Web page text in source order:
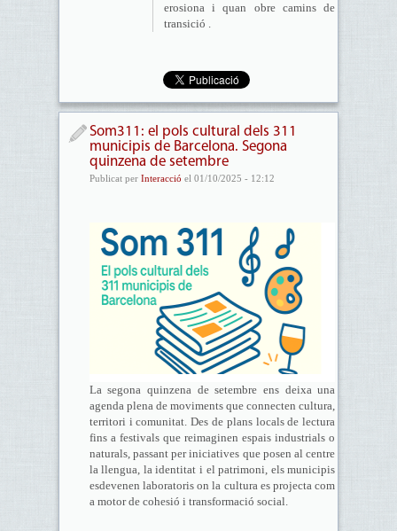
erosiona i quan obre camins de
transició .
Som311: el pols cultural dels 311
municipis de Barcelona. Segona
quinzena de setembre
Publicat per Interacció el 01/10/2025 - 12:12
La segona quinzena de setembre ens deixa una
agenda plena de moviments que connecten cultura,
territori i comunitat. Des de plans locals de lectura
fins a festivals que reimaginen espais industrials o
naturals, passant per iniciatives que posen al centre
la llengua, la identitat i el patrimoni, els municipis
esdevenen laboratoris on la cultura es projecta com
a motor de cohesió i transformació social.